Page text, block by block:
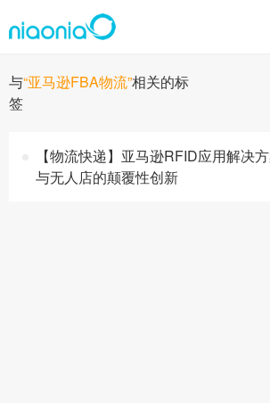
与“亚马逊FBA物流”相关的标
签
【物流快递】亚马逊RFID应用解决
与无人店的颠覆性创新